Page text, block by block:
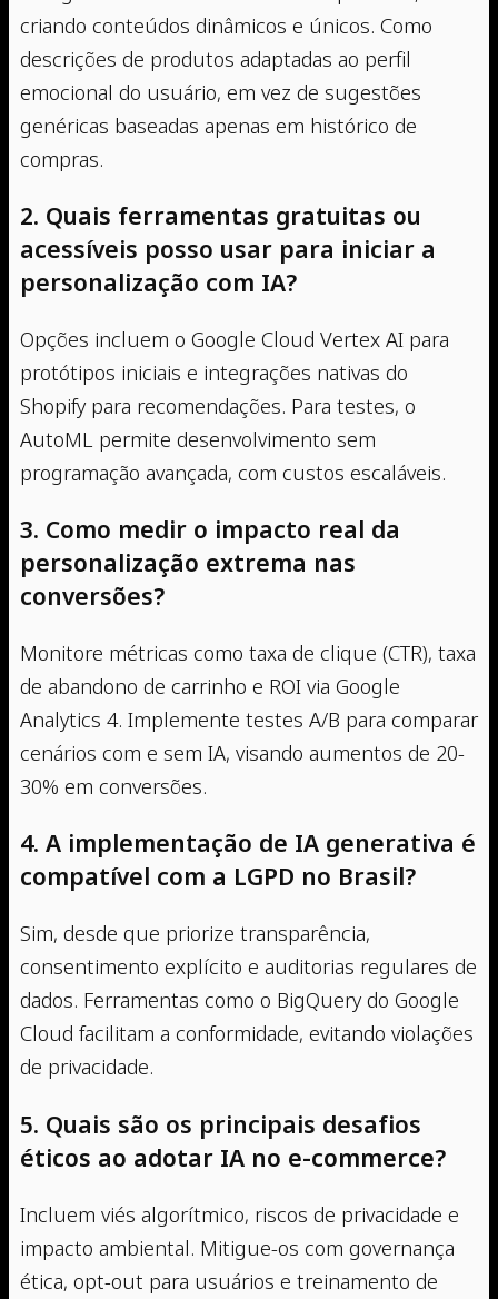
criando conteúdos dinâmicos e únicos. Como
descrições de produtos adaptadas ao perfil
emocional do usuário, em vez de sugestões
genéricas baseadas apenas em histórico de
compras.
2. Quais ferramentas gratuitas ou
acessíveis posso usar para iniciar a
personalização com IA?
Opções incluem o Google Cloud Vertex AI para
protótipos iniciais e integrações nativas do
Shopify para recomendações. Para testes, o
AutoML permite desenvolvimento sem
programação avançada, com custos escaláveis.
3. Como medir o impacto real da
personalização extrema nas
conversões?
Monitore métricas como taxa de clique (CTR), taxa
de abandono de carrinho e ROI via Google
Analytics 4. Implemente testes A/B para comparar
cenários com e sem IA, visando aumentos de 20-
30% em conversões.
4. A implementação de IA generativa é
compatível com a LGPD no Brasil?
Sim, desde que priorize transparência,
consentimento explícito e auditorias regulares de
dados. Ferramentas como o BigQuery do Google
Cloud facilitam a conformidade, evitando violações
de privacidade.
5. Quais são os principais desafios
éticos ao adotar IA no e-commerce?
Incluem viés algorítmico, riscos de privacidade e
impacto ambiental. Mitigue-os com governança
ética, opt-out para usuários e treinamento de